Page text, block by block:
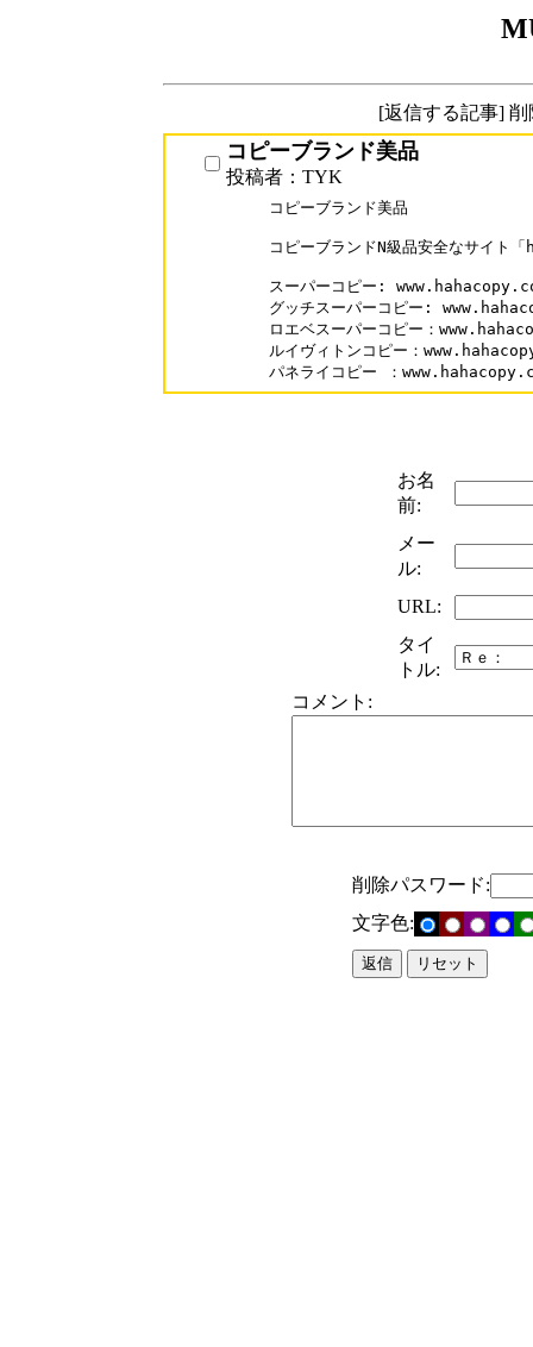
[返信する記事]
コピーブランド美品
投稿者：TYK
コピーブランド美品
コピーブランドN級品安全なサイト
スーパーコピー:
グッチスーパーコピー:
ロエベスーパーコピー：
ルイヴィトンコピー：
パネライコピー ：
お名
前:
メー
ル:
URL:
タイ
トル:
コメント:
削除パスワード:
文字色: